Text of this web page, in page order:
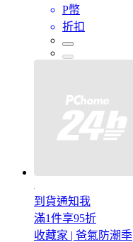
P幣
折扣
到貨通知我
滿1件享95折
收藏家 | 爸氣防潮季